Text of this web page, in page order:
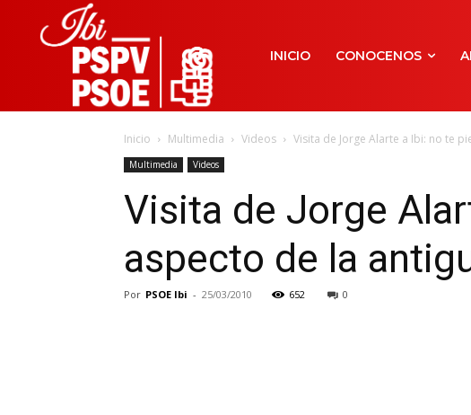
INICIO CONOCENOS
Inicio Multimedia Videos Visita de Jorge Alarte a Ibi: no te
Multimedia Videos
Visita de Jorge
aspecto de la
Por PSOE Ibi - 25/03/2010 652 0